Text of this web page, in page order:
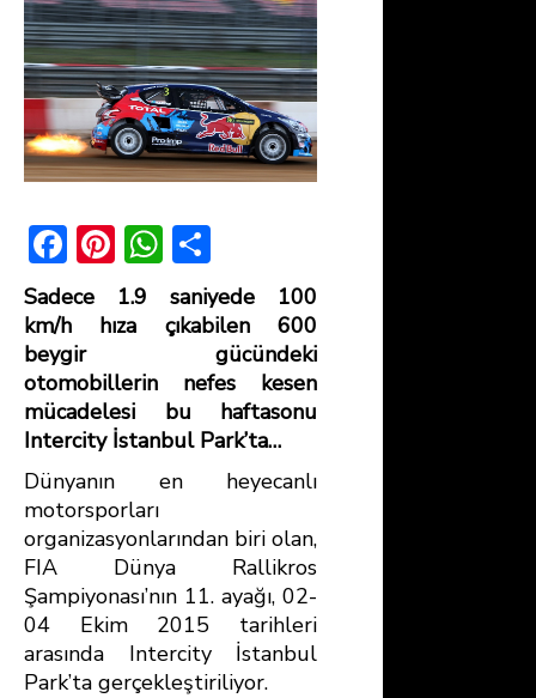
F
ac
e
b
o
ok
Pi
nt
er
st
W
h
at
A
p
p
h
ar
e
Sadece 1.9 saniyede 100
km/h hıza çıkabilen 600
beygir gücündeki
otomobillerin nefes kesen
mücadelesi bu haftasonu
Intercity İstanbul Park’ta…
Dünyanın en heyecanlı
motorsporları
organizasyonlarından biri olan,
FIA Dünya Rallikros
Şampiyonası’nın 11. ayağı, 02-
04 Ekim 2015 tarihleri
arasında Intercity İstanbul
Park’ta gerçekleştiriliyor.